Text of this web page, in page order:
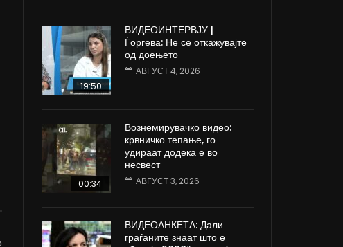
19:50
ВИДЕОИНТЕРВЈУ |
Ѓоргева: Не се откажувајте
од доењето
АВГУСТ 4, 2026
00:34
Вознемирувачко видео:
крвничко тепање, го
удираат додека е во
несвест
АВГУСТ 3, 2026
ВИДЕОАНКЕТА: Дали
граѓаните знаат што е